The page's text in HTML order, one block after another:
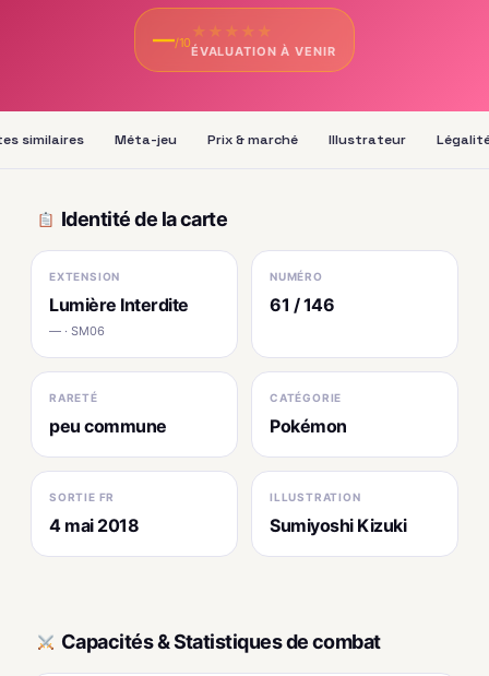
—/10
★ ★ ★ ★ ★
ÉVALUATION À VENIR
similaires Méta-jeu Prix & marché Illustrateur
Identité de la carte
EXTENSION
Lumière Interdite
— · SM06
NUMÉRO
61 / 146
RARETÉ
peu commune
CATÉGORIE
Pokémon
SORTIE FR
4 mai 2018
ILLUSTRATION
Sumiyoshi Kizuki
Capacités & Statistiques de combat